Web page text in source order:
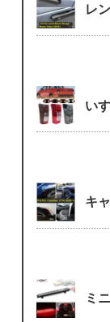
レ
い
キ
ミ